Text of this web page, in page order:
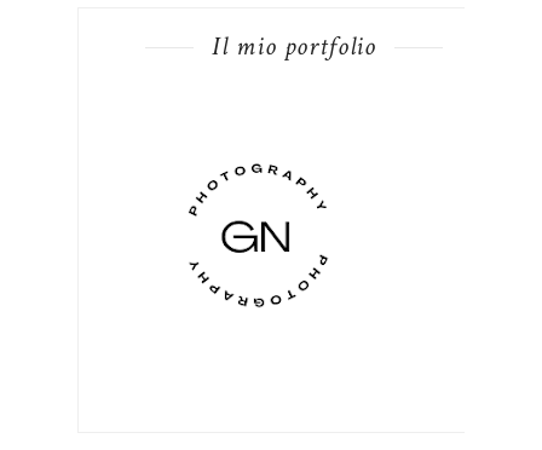
Il mio portfolio